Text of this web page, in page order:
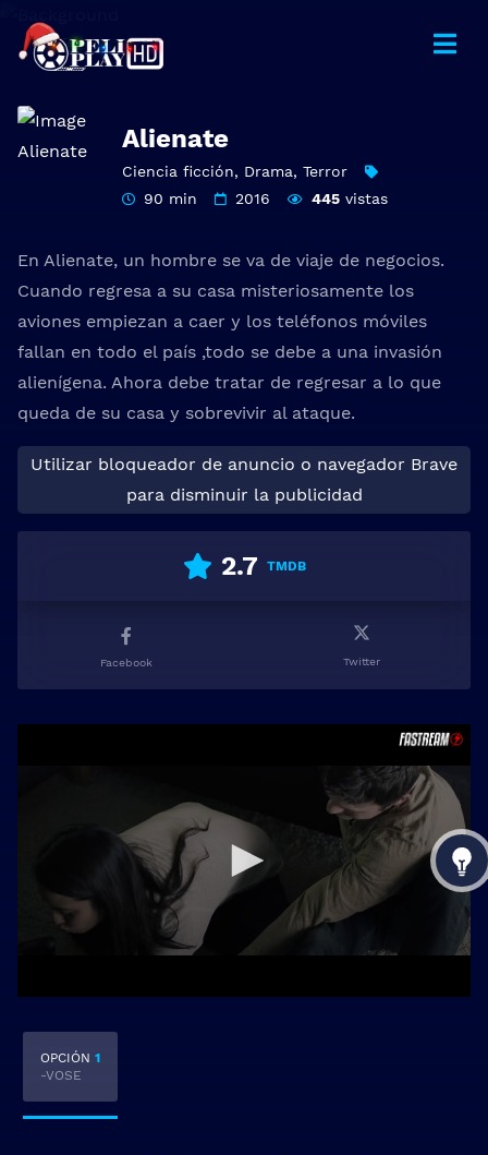
Alienate
Ciencia ficción, Drama, Terror
90 min
2016 445 vistas
En Alienate, un hombre se va de viaje de negocios.
Cuando regresa a su casa misteriosamente los
aviones empiezan a caer y los teléfonos móviles
fallan en todo el país ,todo se debe a una invasión
alienígena. Ahora debe tratar de regresar a lo que
queda de su casa y sobrevivir al ataque.
Utilizar bloqueador de anuncio o navegador Brave
para disminuir la publicidad
2.7 TMDB
Facebook Twitter
OPCIÓN 1
-VOSE